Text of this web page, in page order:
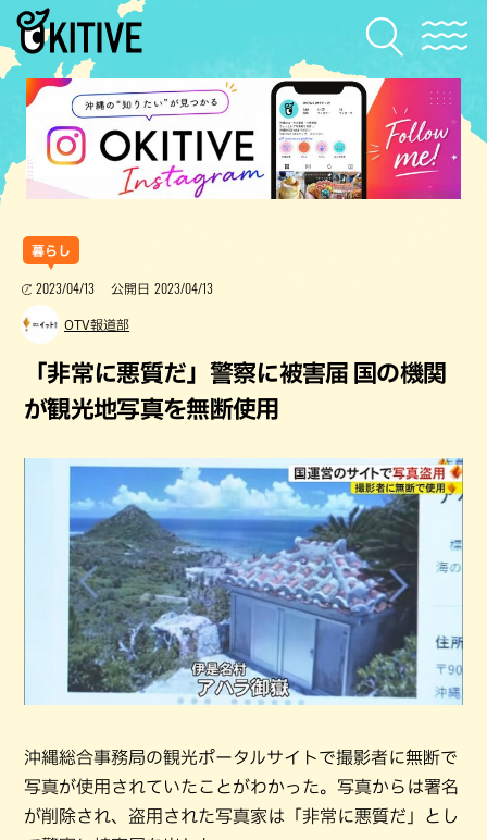
暮らし
2023/04/13 公開日 2023/04/13
OTV報道部
「非常に悪質だ」警察に被害届 国の機関
が観光地写真を無断使用
沖縄総合事務局の観光ポータルサイトで撮影者に無断で
写真が使用されていたことがわかった。写真からは署名
が削除され、盗用された写真家は「非常に悪質だ」とし